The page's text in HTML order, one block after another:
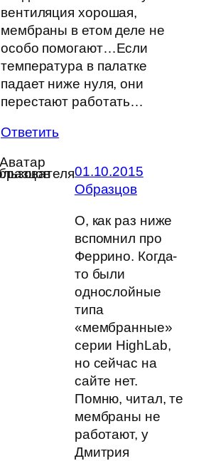
вентиляция хорошая,
мембраны в етом деле не
особо помогают…Если
температура в палатке
падает ниже нуля, они
перестают работать…
Ответить
01.10.2015
Образцов
О, как раз ниже
вспомнил про
Феррино. Когда-
то были
однослойные
типа
«мембранные»
серии HighLab,
но сейчас на
сайте нет.
Помню, читал, те
мембраны не
работают, у
Дмитрия